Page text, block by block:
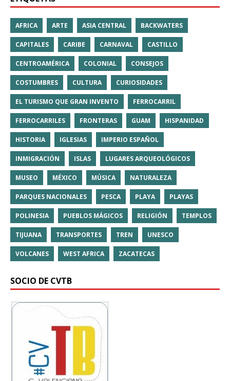
AFRICA ARTE ASIA CENTRAL BACKWATERS
CAPITALES CARIBE CARNAVAL CASTILLO
CENTROAMÉRICA COLONIAL CONSEJOS
COSTUMBRES CULTURA CURIOSIDADES
EL TURISMO QUE GRAN INVENTO FERROCARRIL
FERROCARRILES FRONTERAS GUAM HISPANIDAD
HISTORIA IGLESIAS IMPERIO ESPAÑOL
INMIGRACIÓN ISLAS LUGARES ARQUEOLÓGICOS
MUSEO MÉXICO MÚSICA NATURALEZA
PARQUES NACIONALES PESCA PLAYA PLAYAS
POLINESIA PUEBLOS MÁGICOS RELIGIÓN TEMPLOS
TIJUANA TRANSPORTES TREN UNESCO
VOLCANES WEST AFRICA ZACATECAS
SOCIO DE CVTB